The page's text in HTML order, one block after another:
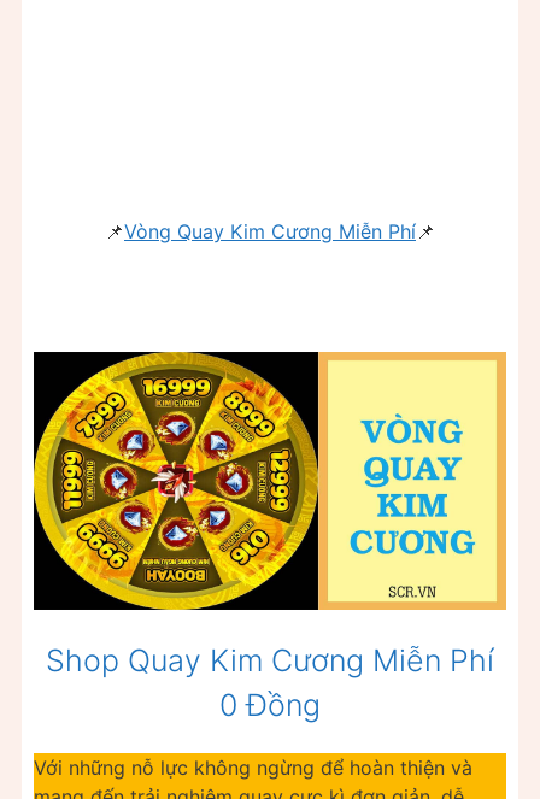
📌Vòng Quay Kim Cương Miễn Phí 📌
Shop Quay Kim Cương Miễn Phí
0 Đồng
Với những nỗ lực không ngừng để hoàn thiện và